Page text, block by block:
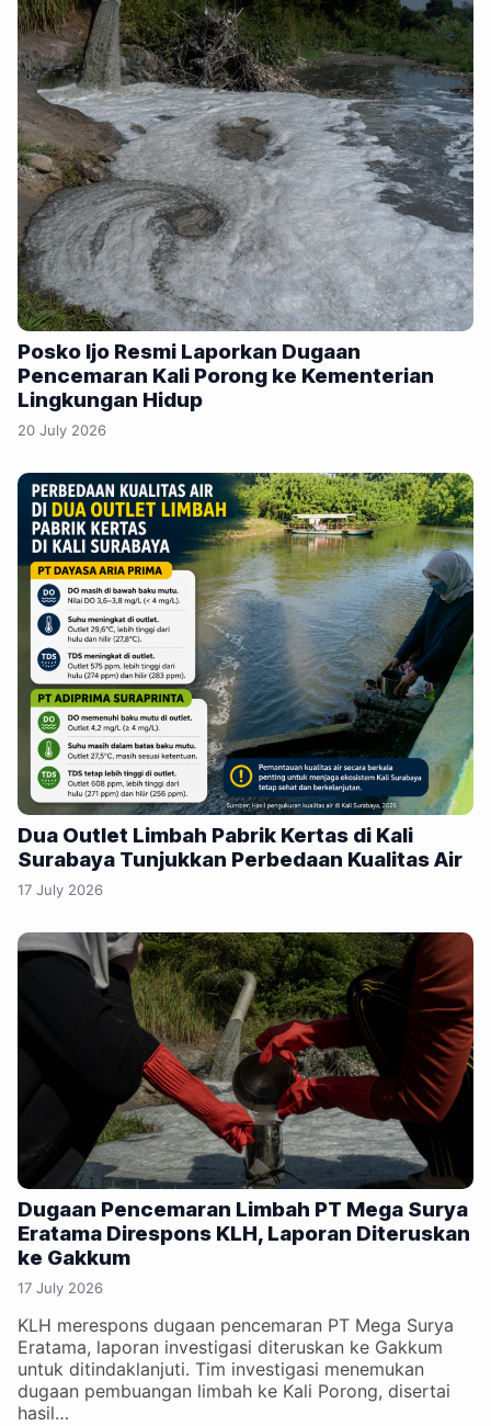
Posko Ijo Resmi Laporkan Dugaan
Pencemaran Kali Porong ke Kementerian
Lingkungan Hidup
20 July 2026
Dua Outlet Limbah Pabrik Kertas di Kali
Surabaya Tunjukkan Perbedaan Kualitas Air
17 July 2026
Dugaan Pencemaran Limbah PT Mega Surya
Eratama Direspons KLH, Laporan Diteruskan
ke Gakkum
17 July 2026
KLH merespons dugaan pencemaran PT Mega Surya
Eratama, laporan investigasi diteruskan ke Gakkum
untuk ditindaklanjuti. Tim investigasi menemukan
dugaan pembuangan limbah ke Kali Porong, disertai
hasil…